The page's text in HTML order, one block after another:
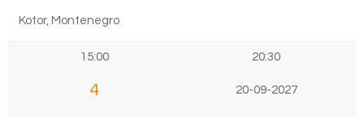
Kotor, Montenegro
15:00 20:30
4 20-09-2027